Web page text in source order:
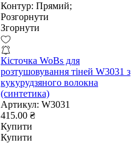
Контур: Прямий;
Розгорнути
Згорнути
Кісточка WoBs для
розтушовування тіней W3031 з
кукурудзяного волокна
(синтетика)
Артикул: W3031
415.00 ₴
Купити
Купити